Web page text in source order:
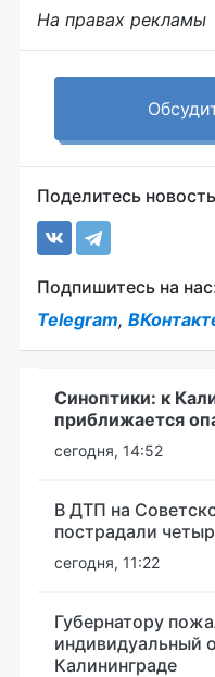
На правах рекламы
Поделитесь
Подпишитесь на
Telegram,
Синоптики: к
приближается
сегодня, 14:52
В ДТП на
пострадали
сегодня, 11:22
Губернатору
индивидуальный
Калининграде